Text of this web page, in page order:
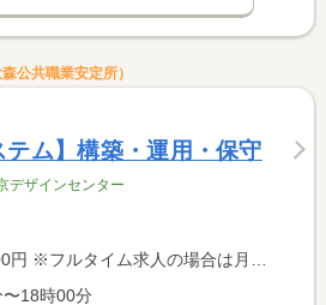
公共職業安定所）
テム】構築・運用・保守
ザインセンター
合は月額（換算額）、パート求人の場合は時間額を表示しています。
18時00分